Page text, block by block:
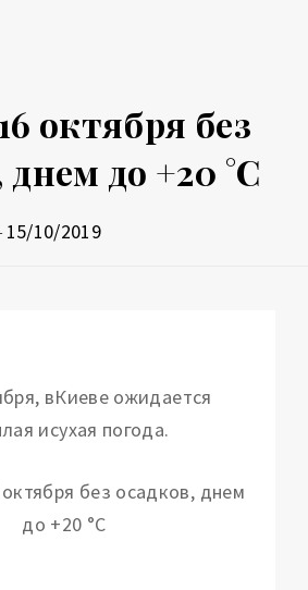
октября без
до +20 °С
15/10/2019
вКиеве ожидается
исухая погода.